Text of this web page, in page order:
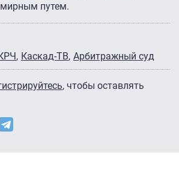
путем.
Каскад-ТВ Арбитражный суд
, чтобы оставлять